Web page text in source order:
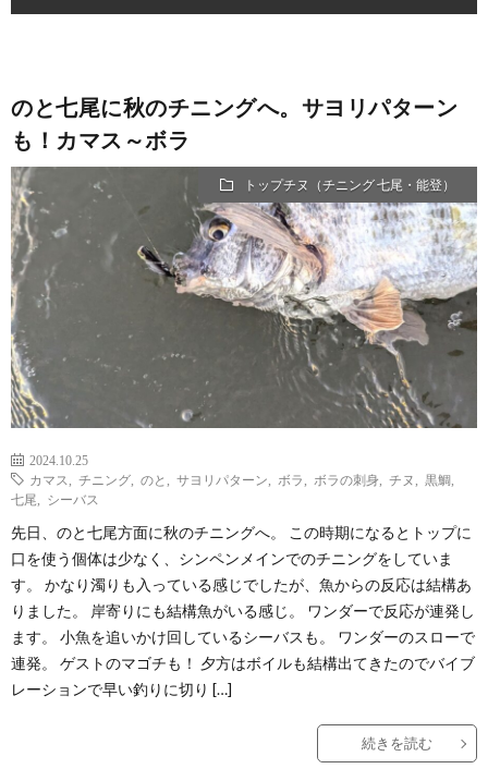
のと七尾に秋のチニングへ。サヨリパターン
も！カマス～ボラ
トップチヌ（チニング 七尾・能登）
2024.10.25
カマス
チニング のと サヨリパターン ボラ ボラの刺身 チヌ 黒鯛
七尾
シーバス
先日、のと七尾方面に秋のチニングへ。 この時期になるとトップに
口を使う個体は少なく、シンペンメインでのチニングをしていま
す。 かなり濁りも入っている感じでしたが、魚からの反応は結構あ
りました。 岸寄りにも結構魚がいる感じ。 ワンダーで反応が連発し
ます。 小魚を追いかけ回しているシーバスも。 ワンダーのスローで
連発。 ゲストのマゴチも！ 夕方はボイルも結構出てきたのでバイブ
レーションで早い釣りに切り […]
続きを読む